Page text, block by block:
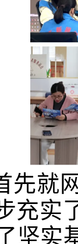
先就
充实
坚实